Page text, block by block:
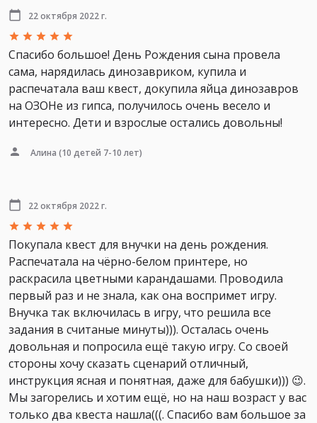
22 октября 2022 г.
Спасибо большое! День Рождения сына провела
сама, нарядилась динозавриком, купила и
распечатала ваш квест, докупила яйца динозавров
на ОЗОНе из гипса, получилось очень весело и
интересно. Дети и взрослые остались довольны!
Алина (10 детей 7-10 лет)
22 октября 2022 г.
Покупала квест для внучки на день рождения.
Распечатала на чёрно-белом принтере, но
раскрасила цветными карандашами. Проводила
первый раз и не знала, как она воспримет игру.
Внучка так включилась в игру, что решила все
задания в считаные минуты))). Осталась очень
довольная и попросила ещё такую игру. Со своей
стороны хочу сказать сценарий отличный,
инструкция ясная и понятная, даже для бабушки))) 😉.
Мы загорелись и хотим ещё, но на наш возраст у вас
только два квеста нашла(((. Спасибо вам большое за